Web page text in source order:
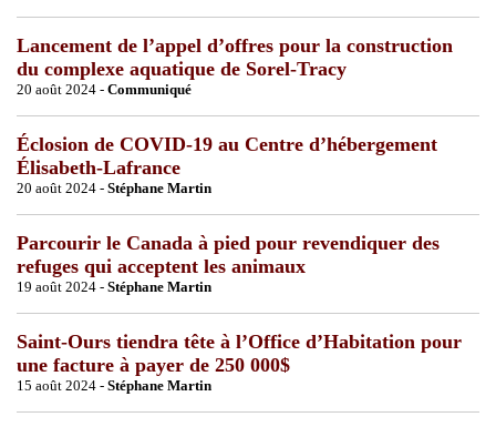
Lancement de l’appel d’offres pour la construction
du complexe aquatique de Sorel-Tracy
20 août 2024 - Communiqué
Éclosion de COVID-19 au Centre d’hébergement
Élisabeth-Lafrance
20 août 2024 - Stéphane Martin
Parcourir le Canada à pied pour revendiquer des
refuges qui acceptent les animaux
19 août 2024 - Stéphane Martin
Saint-Ours tiendra tête à l’Office d’Habitation pour
une facture à payer de 250 000$
15 août 2024 - Stéphane Martin